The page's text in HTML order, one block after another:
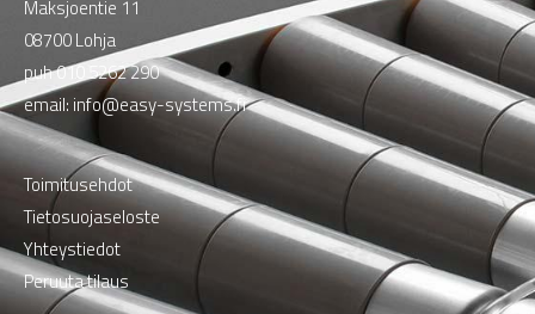
Maksjoentie 11
08700 Lohja
puh010 5262 290
email: info@easy-systems.fi
Toimitusehdot
Tietosuojaseloste
Yhteystiedot
Peruuta tilaus